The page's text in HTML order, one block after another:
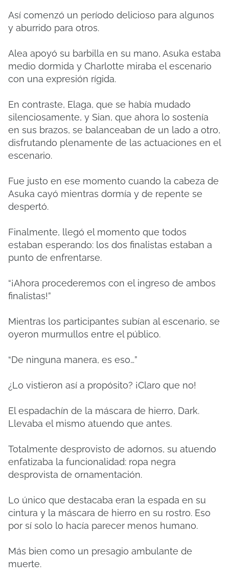
Así comenzó un período delicioso para algunos
y aburrido para otros.
Alea apoyó su barbilla en su mano, Asuka estaba
medio dormida y Charlotte miraba el escenario
con una expresión rígida.
En contraste, Elaga, que se había mudado
silenciosamente, y Sian, que ahora lo sostenía
en sus brazos, se balanceaban de un lado a otro,
disfrutando plenamente de las actuaciones en el
escenario.
Fue justo en ese momento cuando la cabeza de
Asuka cayó mientras dormía y de repente se
despertó.
Finalmente, llegó el momento que todos
estaban esperando: los dos finalistas estaban a
punto de enfrentarse.
“¡Ahora procederemos con el ingreso de ambos
finalistas!”
Mientras los participantes subían al escenario, se
oyeron murmullos entre el público.
“De ninguna manera, es eso…”
¿Lo vistieron así a propósito? ¡Claro que no!
El espadachín de la máscara de hierro, Dark.
Llevaba el mismo atuendo que antes.
Totalmente desprovisto de adornos, su atuendo
enfatizaba la funcionalidad: ropa negra
desprovista de ornamentación.
Lo único que destacaba eran la espada en su
cintura y la máscara de hierro en su rostro. Eso
por sí solo lo hacía parecer menos humano.
Más bien como un presagio ambulante de
muerte.